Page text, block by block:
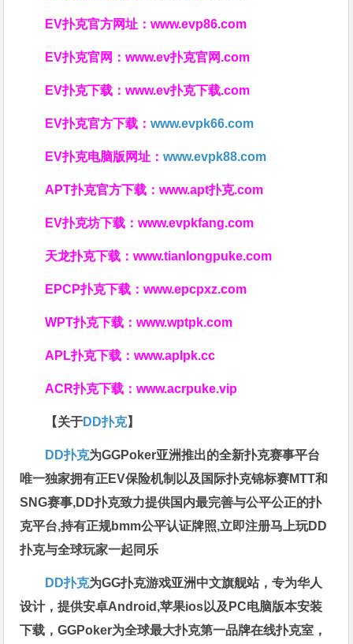
EV扑克官方网址：www.evp86.com
EV扑克官网：www.ev扑克官网.com
EV扑克下载：www.ev扑克下载.com
EV扑克官方下载：www.evpk66.com
EV扑克电脑版网址：www.evpk88.com
APT扑克官方下载：www.apt扑克.com
EV扑克坊下载：www.evpkfang.com
天龙扑克下载：www.tianlongpuke.com
EPCP扑克下载：www.epcpxz.com
WPT扑克下载：www.wptpk.com
APL扑克下载：www.aplpk.cc
ACR扑克下载：www.acrpuke.vip
【关于DD扑克】
DD扑克为GGPoker亚洲推出的全新扑克赛事平台
唯一独家拥有正EV保险机制以及国际扑克锦标赛MTT和
SNG赛事,DD扑克致力提供国内最完善与公平公正的扑
克平台,持有正规bmm公平认证牌照,立即注册马上玩DD
扑克与全球玩家一起同乐
DD扑克为GG扑克游戏亚洲中文旗舰站，专为华人
设计，提供安卓Android,苹果ios以及PC电脑版本安装
下载，GGPoker为全球最大扑克第一品牌在线扑克室，